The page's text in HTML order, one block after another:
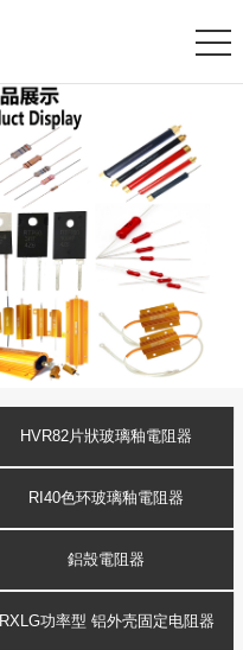
HVR82片狀玻璃釉電阻器
RI40色环玻璃釉電阻器
鋁殼電阻器
RXLG功率型 铝外壳固定电阻器